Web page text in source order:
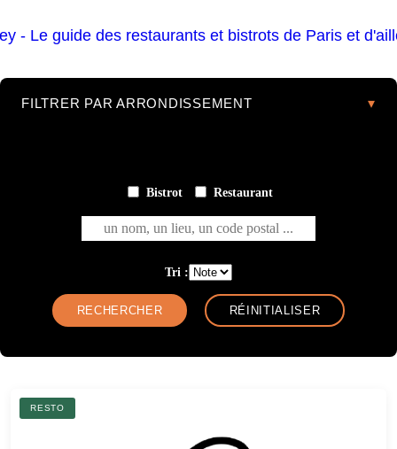
FILTRER PAR ARRONDISSEMENT
Bistrot Restaurant
un nom, un lieu, un code postal ...
Tri :
RESTO